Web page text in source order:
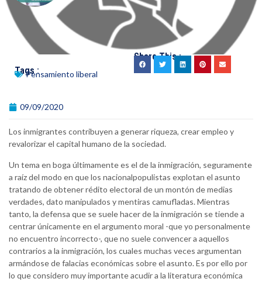
Tags :Pensamiento liberal
Share This :
09/09/2020
Los inmigrantes contribuyen a generar riqueza, crear empleo y
revalorizar el capital humano de la sociedad.
Un tema en boga últimamente es el de la inmigración, seguramente
a raíz del modo en que los nacionalpopulistas explotan el asunto
tratando de obtener rédito electoral de un montón de medias
verdades, dato manipulados y mentiras camufladas. Mientras
tanto, la defensa que se suele hacer de la inmigración se tiende a
centrar únicamente en el argumento moral -que yo personalmente
no encuentro incorrecto-, que no suele convencer a aquellos
contrarios a la inmigración, los cuales muchas veces argumentan
armándose de falacias económicas sobre el asunto. Es por ello por
lo que considero muy importante acudir a la literatura económica